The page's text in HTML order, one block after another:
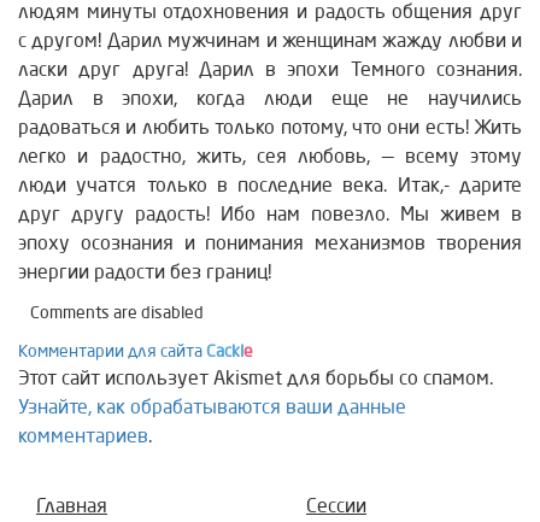
людям минуты отдохновения и радость общения друг
с другом! Дарил мужчинам и женщинам жажду любви и
ласки друг друга! Дарил в эпохи Темного сознания.
Дарил в эпохи, когда люди еще не научились
радоваться и любить только потому, что они есть! Жить
легко и радостно, жить, сея любовь, — всему этому
люди учатся только в последние века. Итак,- дарите
друг другу радость! Ибо нам повезло. Мы живем в
эпоху осознания и понимания механизмов творения
энергии радости без границ!
Comments are disabled
Комментарии для сайта Cackl e
Этот сайт использует Akismet для борьбы со спамом.
Узнайте, как обрабатываются ваши данные
комментариев.
Главная Сессии